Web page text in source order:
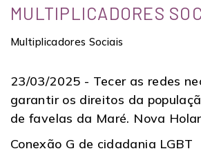
MULTIPLICADORES
Multiplicadores Sociais
23/03/2025 - Tecer as redes
garantir os direitos da
de favelas da Maré. Nova
Conexão G de cidadania LGBT